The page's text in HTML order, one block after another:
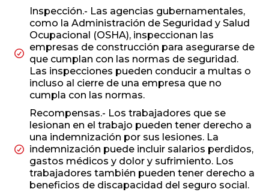
Inspección.- Las agencias gubernamentales,
como la Administración de Seguridad y Salud
Ocupacional (OSHA), inspeccionan las
empresas de construcción para asegurarse de
que cumplan con las normas de seguridad.
Las inspecciones pueden conducir a multas o
incluso al cierre de una empresa que no
cumpla con las normas.
Recompensas.- Los trabajadores que se
lesionan en el trabajo pueden tener derecho a
una indemnización por sus lesiones. La
indemnización puede incluir salarios perdidos,
gastos médicos y dolor y sufrimiento. Los
trabajadores también pueden tener derecho a
beneficios de discapacidad del seguro social.